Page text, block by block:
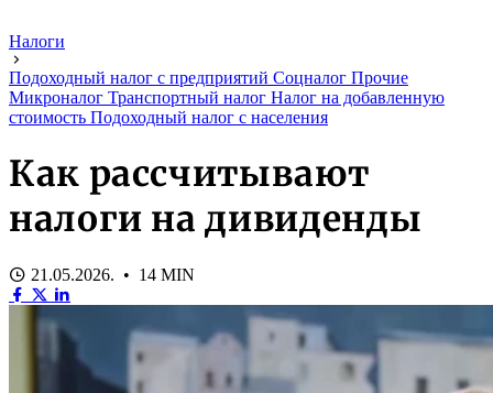
Налоги
Подоходный налог с предприятий Соцналог Прочие
Микроналог Транспортный налог Налог на добавленную
стоимость Подоходный налог с населения
Как рассчитывают
налоги на дивиденды
21.05.2026. • 14 MIN